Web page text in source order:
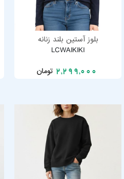
بلوز آستین بلند زنانه
LCWAIKIKI
2,299,000 تومان